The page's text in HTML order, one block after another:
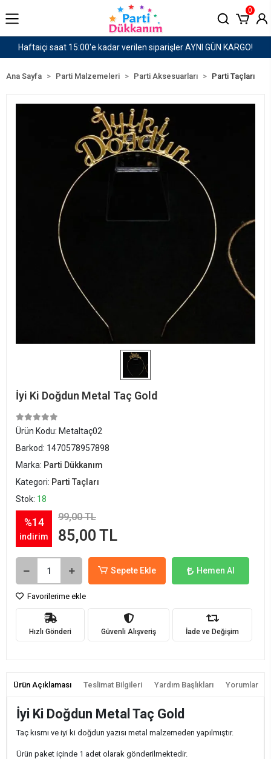
siparişler AYNI GÜN KARGO! 1500 TL ve
0
Ana Sayfa Parti Malzemeleri Parti Aksesuarları Parti Taçları
İyi Ki Doğdun Metal Taç Gold
Ürün Kodu: Metaltaç02
Barkod: 1470578957898
Marka: Parti Dükkanım
Kategori: Parti Taçları
Stok: 18
%14
indirim
99,00 TL
85,00 TL
Sepete Ekle Hemen Al
Favorilerime ekle
Hızlı Gönderi Güvenli Alışveriş İade ve Değişim
Ürün Açıklaması Teslimat Bilgileri Yardım Başlıkları Yorumlar
İyi Ki Doğdun Metal Taç Gold
Taç kısmı ve iyi ki doğdun yazısı metal malzemeden yapılmıştır.
Ürün paket içinde 1 adet olarak gönderilmektedir.